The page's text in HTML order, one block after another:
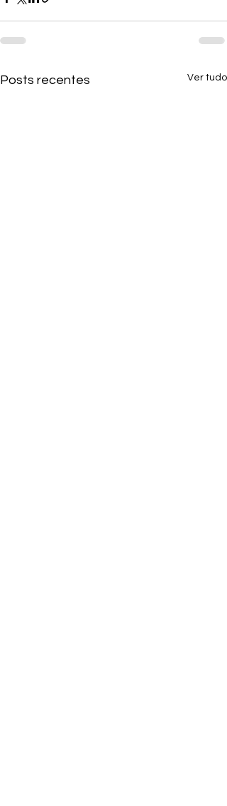
Posts recentes Ver tudo